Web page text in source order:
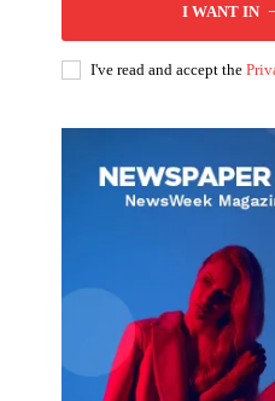
I WANT IN
I've read and accept the